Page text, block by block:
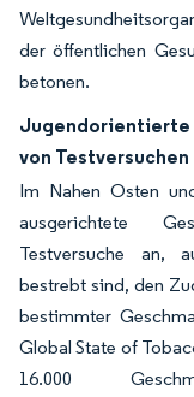
der öffentlichen
betonen.
Jugendorientierte
von Testversuchen
Im Nahen Osten
ausgerichtete
Testversuche an,
bestrebt sind, den
bestimmter
Global State of
16.000